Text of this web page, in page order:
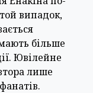
випадок,
більше
Ювілейне
лише